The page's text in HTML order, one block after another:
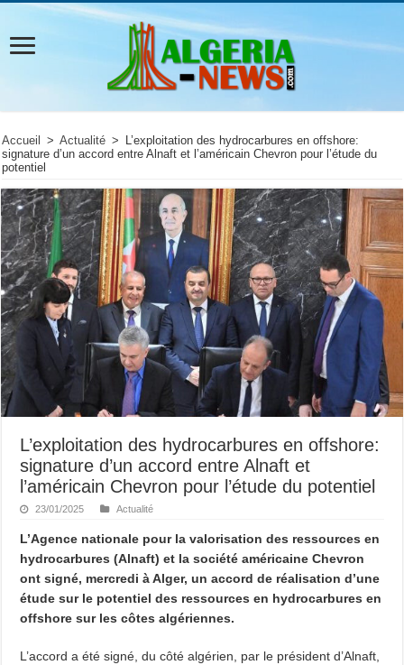
Accueil > Actualité >
L’exploitation des hydrocarbures en offshore:
signature d’un accord entre Alnaft et l’américain Chevron pour l’étude du
potentiel
L’exploitation des hydrocarbures en offshore:
signature d’un accord entre Alnaft et
l’américain Chevron pour l’étude du potentiel
23/01/2025 Actualité
L’Agence nationale pour la valorisation des ressources en
hydrocarbures (Alnaft) et la société américaine Chevron
ont signé, mercredi à Alger, un accord de réalisation d’une
étude sur le potentiel des ressources en hydrocarbures en
offshore sur les côtes algériennes.
L’accord a été signé, du côté algérien, par le président d’Alnaft,